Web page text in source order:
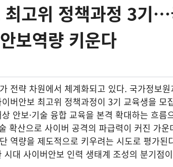
고위 정책과정 3기…
보역량 키운다
전략 차원에서 체계화되고 있다. 국가정보
버안보 최고위 정책과정이 3기 교육생을 모
안보·기술 융합 교육을 본격 확대하는 흐름
확산으로 사이버 공격의 파급력이 커진 가
역량을 제도적으로 키우려는 시도로 평가된
시대 사이버안보 인력 생태계 조성의 분기점